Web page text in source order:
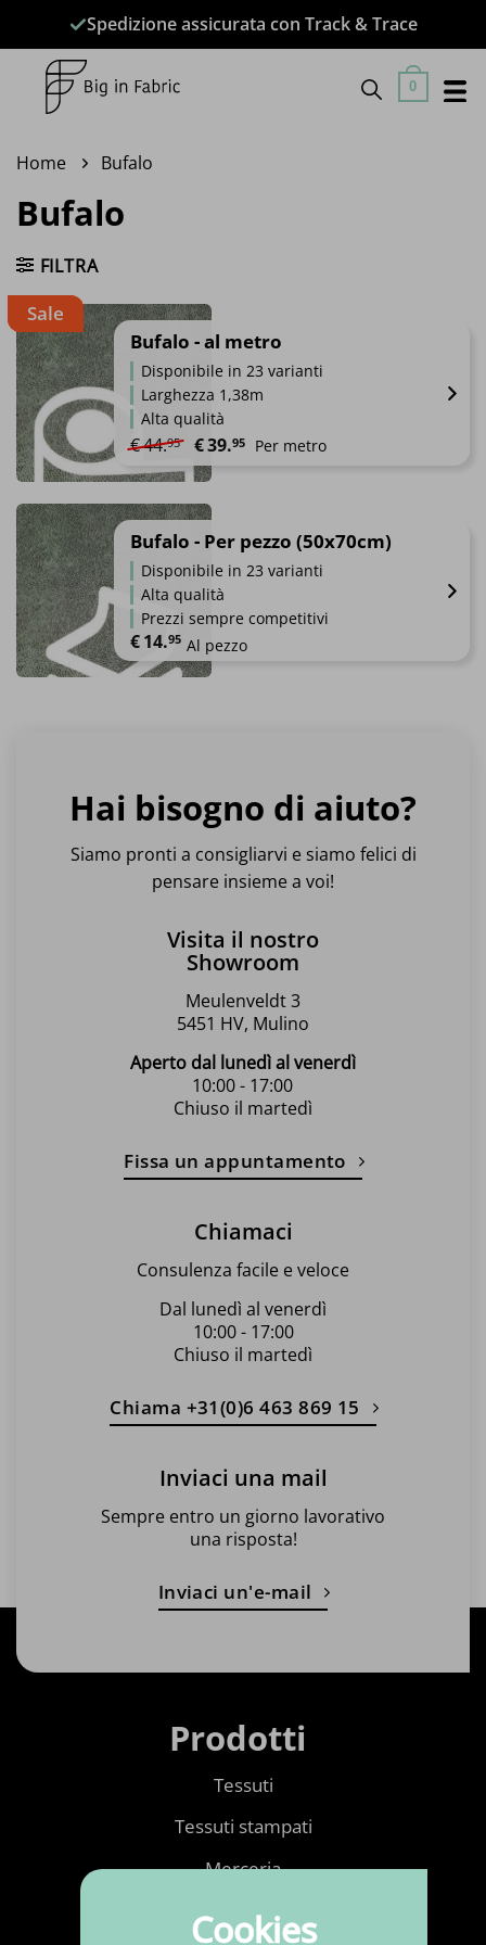
contenuti
Spedizione assicurata con Track & Trace
0
Home Bufalo
Bufalo
FILTRA
Sale
Bufalo - al metro
Disponibile in 23 varianti
Larghezza 1,38m
Alta qualità
€44.95 Il prezzo originale era: €44.95.
€39.95 Il prezzo attuale è: €39.95.
Per metro
ha
più
varianti.
opzioni
possono
Bufalo - Per pezzo (50x70cm)
Disponibile in 23 varianti
Alta qualità
Prezzi sempre competitivi
€14.95 Al pezzo
Le
opzioni
possono
essere
scelte
pagina
del
Hai bisogno di aiuto?
Siamo pronti a consigliarvi e siamo felici di
pensare insieme a voi!
Visita il nostro
Showroom
Meulenveldt 3
5451 HV, Mulino
Aperto dal lunedì al venerdì
10:00 - 17:00
Chiuso il martedì
Fissa un appuntamento
Chiamaci
Consulenza facile e veloce
Dal lunedì al venerdì
10:00 - 17:00
Chiuso il martedì
Chiama +31(0)6 463 869 15
Inviaci una mail
Sempre entro un giorno lavorativo
una risposta!
Inviaci un'e-mail
Prodotti
Tessuti
Tessuti stampati
Merceria
Ecopelle
Cookies